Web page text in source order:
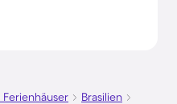
Brasilien